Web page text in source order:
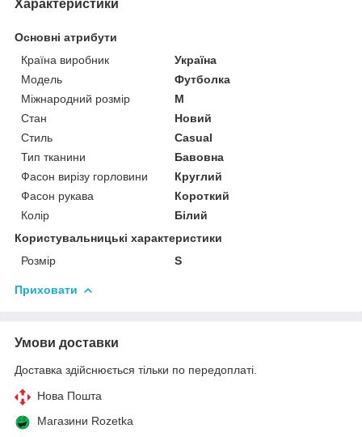
Характеристики
Основні атрибути
Країна виробник
Україна
Модель
Футболка
Міжнародний розмір
M
Стан
Новий
Стиль
Casual
Тип тканини
Бавовна
Фасон вирізу горловини
Круглий
Фасон рукава
Короткий
Колір
Білий
Користувальницькі характеристики
Розмір
S
Приховати
Умови доставки
Доставка здійснюється тільки по передоплаті.
Нова Пошта
Магазини Rozetka